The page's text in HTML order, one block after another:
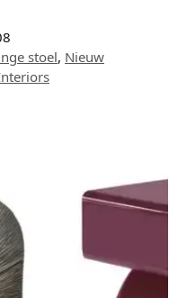
stoel, Nieuw